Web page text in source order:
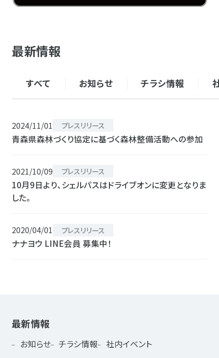
最新情報
すべて お知らせ チラシ情報
2024/11/01 プレスリリース
青森県森林づくり協定に基づく森林整備活動への参加
2021/10/09 プレスリリース
10月9日より、シェルパスはドライブオンに変更となりま
した。
2020/04/01 プレスリリース
ナナヨウ LINE会員 募集中！
最新情報
お知らせ チラシ情報
社内イベント